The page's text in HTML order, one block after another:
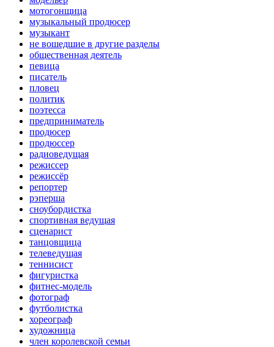
мотогонщица
музыкальный продюсер
музыкант
не вошедшие в другие разделы
общественная деятель
певица
писатель
пловец
политик
поэтесса
предприниматель
продюсер
продюссер
радиоведущая
режиссер
режиссёр
репортер
рэперша
сноубордистка
спортивная ведущая
сценарист
танцовщица
телеведущая
теннисист
фигуристка
фитнес-модель
фотограф
футболистка
хореограф
художница
член королевской семьи